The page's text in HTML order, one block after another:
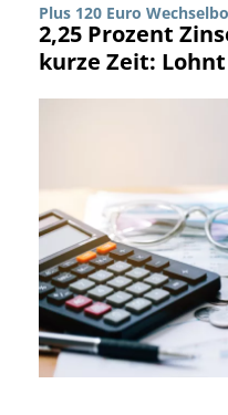
Plus 120 Euro
2,25 Prozent
kurze Zeit: